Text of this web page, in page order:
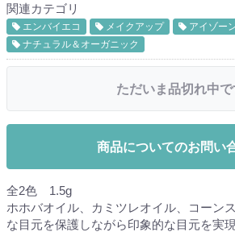
関連カテゴリ
エンバイエコ メイクアップ
アイゾー
ナチュラル＆オーガニック
ただいま品切れ中で
商品についてのお問い
全2色 1.5g
ホホバオイル、カミツレオイル、コーン
な目元を保護しながら印象的な目元を実